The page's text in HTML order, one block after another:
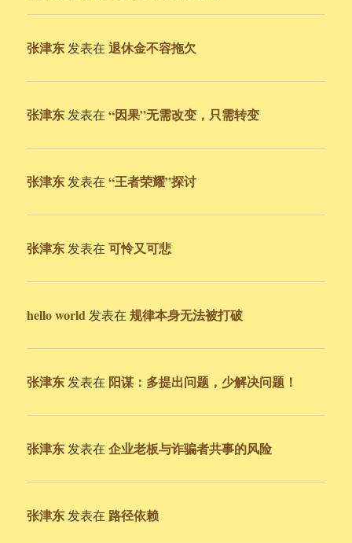
张津东 发表在退休金不容拖欠
张津东 发表在“因果”无需改变，只需转变
张津东 发表在“王者荣耀”探讨
张津东 发表在可怜又可悲
hello world 发表在规律本身无法被打破
张津东 发表在 阳谋：多提出问题，少解决问题！
张津东 发表在企业老板与诈骗者共事的风险
张津东 发表在 路径依赖